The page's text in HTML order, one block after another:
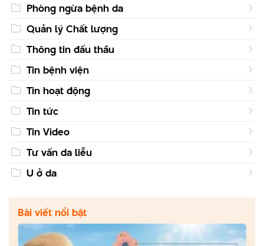
Phòng ngừa bệnh da
Quản lý Chất lượng
Thông tin đấu thầu
Tin bệnh viện
Tin hoạt động
Tin tức
Tin Video
Tư vấn da liễu
U ở da
Bài viết nổi bật